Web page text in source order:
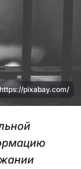
https://pixabay.com/